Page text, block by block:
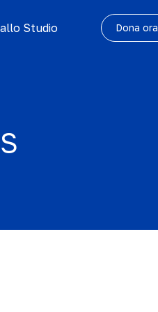
Studio Dona ora